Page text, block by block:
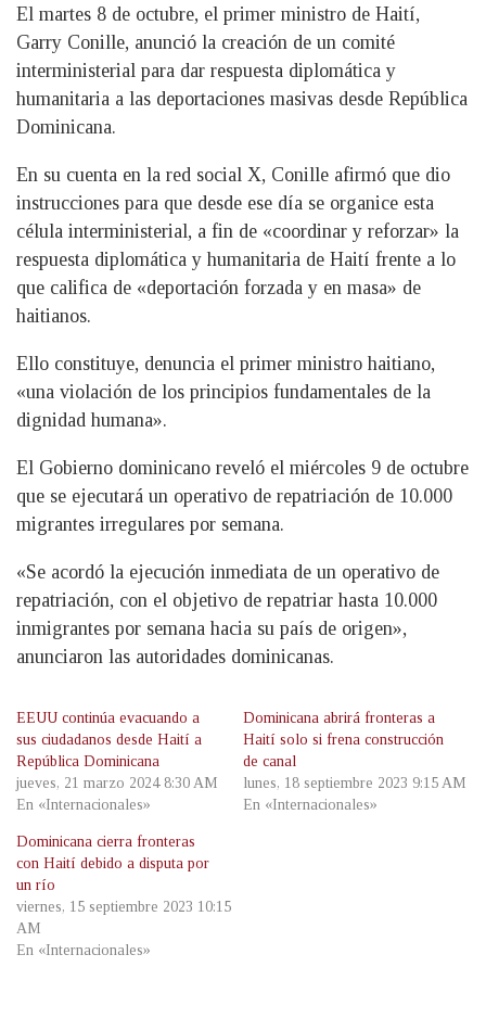
El martes 8 de octubre, el primer ministro de Haití,
Garry Conille, anunció la creación de un comité
interministerial para dar respuesta diplomática y
humanitaria a las deportaciones masivas desde República
Dominicana.
En su cuenta en la red social X, Conille afirmó que dio
instrucciones para que desde ese día se organice esta
célula interministerial, a fin de «coordinar y reforzar» la
respuesta diplomática y humanitaria de Haití frente a lo
que califica de «deportación forzada y en masa» de
haitianos.
Ello constituye, denuncia el primer ministro haitiano,
«una violación de los principios fundamentales de la
dignidad humana».
El Gobierno dominicano reveló el miércoles 9 de octubre
que se ejecutará un operativo de repatriación de 10.000
migrantes irregulares por semana.
«Se acordó la ejecución inmediata de un operativo de
repatriación, con el objetivo de repatriar hasta 10.000
inmigrantes por semana hacia su país de origen»,
anunciaron las autoridades dominicanas.
EEUU continúa evacuando a
sus ciudadanos desde Haití a
República Dominicana
jueves, 21 marzo 2024 8:30 AM
En «Internacionales»
Dominicana abrirá fronteras a
Haití solo si frena construcción
de canal
lunes, 18 septiembre 2023 9:15 AM
En «Internacionales»
Dominicana cierra fronteras
con Haití debido a disputa por
un río
viernes, 15 septiembre 2023 10:15
AM
En «Internacionales»